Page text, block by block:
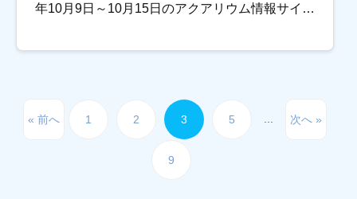
年10月9日～10月15日のアクアリウム情報サイト
期セット時に陥りやすい […]
« 前へ 1 2 3 5 ... 次へ »
9